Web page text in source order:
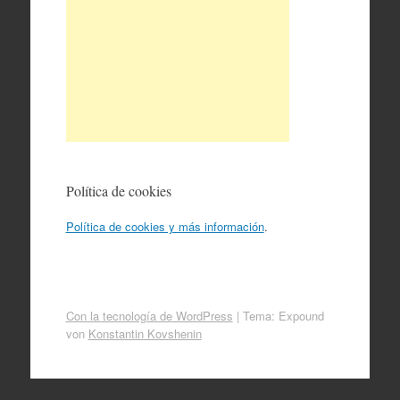
Política de cookies
Política de cookies y más información.
Con la tecnología de WordPress | Tema: Expound
von Konstantin Kovshenin